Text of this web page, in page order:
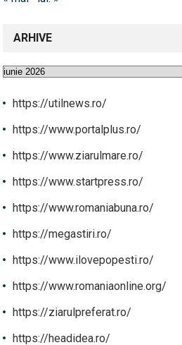
ARHIVE
Arhive
https://utilnews.ro/
https://www.portalplus.ro/
https://www.ziarulmare.ro/
https://www.startpress.ro/
https://www.romaniabuna.ro/
https://megastiri.ro/
https://www.ilovepopesti.ro/
https://www.romaniaonline.org/
https://ziarulpreferat.ro/
https://headidea.ro/